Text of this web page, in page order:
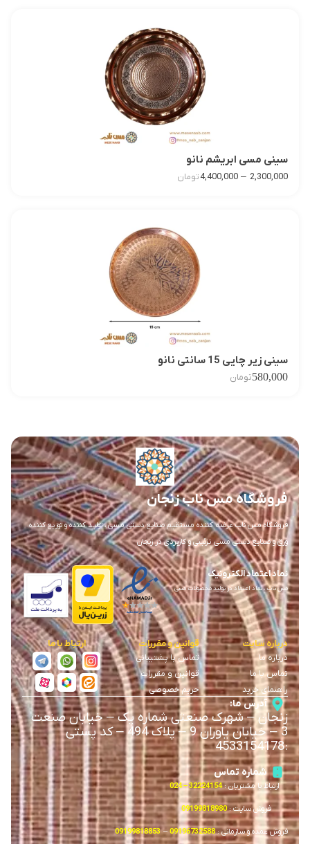
سینی مسی ابریشم نانو
2,300,000
–
4,400,000تومان
سینی زیر چایی 15 سانتی نانو
580,000تومان
فروشگاه مس ناب زنجان
فروشگاه مس ناب عرضه کننده مستقیم صنایع دستی مسی ، تولید کننده و توزیع کننده
ورق و صنایع دستی مسی تزئینی و کاربردی در زنجان
نماد اعتماد الکترونیک
مس ناب ، نماد اعتماد در تولید محصولات مسی
درباره سایت
درباره ما
تماس با ما
راهنمای خرید
قوانین و مقررات
تماس با پشتیبانی
قوانین و مقررات
حریم خصوصی
ارتباط با ما
آدرس ما:
زنجان–شهرک صنعتی شماره یک–خیابان صنعت
3
–خیابان یاوران 9 –
پلاک 494 – کد پستی
:
4533154178
شماره تماس
ارتباط با مشتریان : 32224154 – 024
فروش سایت :09199818980
فروش عمده و سازمانی :09196732588
–
09199818853